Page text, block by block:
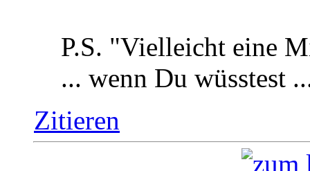
P.S. "Vielleicht eine
... wenn Du wüsstest
Zitieren